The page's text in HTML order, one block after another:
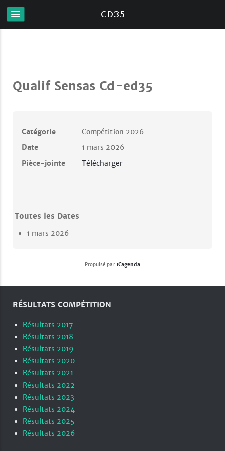
Qualif Sensas Cd-ed35
Catégorie
Compétition 2026
Date
1 mars 2026
Pièce-jointe
Télécharger
Toutes les Dates
1 mars 2026
Propulsé par iCagenda
RÉSULTATS COMPÉTITION
Résultats 2017
Résultats 2018
Résultats 2019
Résultats 2020
Résultats 2021
Résultats 2022
Résultats 2023
Résultats 2024
Résultats 2025
Résultats 2026